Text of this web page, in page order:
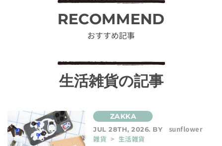
RECOMMEND
おすすめ記事
生活雑貨の記事
JUL 28TH, 2026. BY
sunflower
雑貨 > 生活雑貨